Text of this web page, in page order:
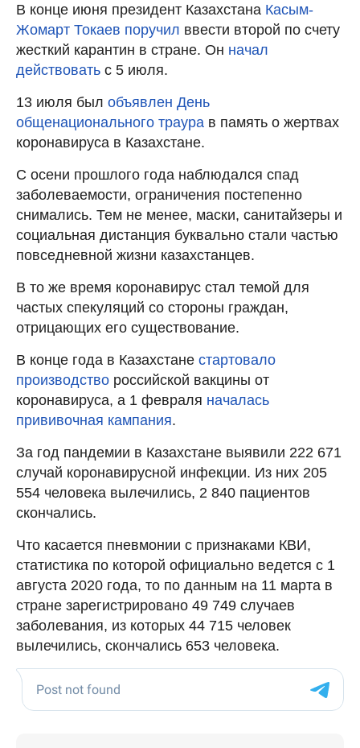
В конце июня президент Казахстана Касым-
Жомарт Токаев поручил ввести второй по счету
жесткий карантин в стране. Он начал
действовать с 5 июля.
13 июля был объявлен День
общенационального траура в память о жертвах
коронавируса в Казахстане.
С осени прошлого года наблюдался спад
заболеваемости, ограничения постепенно
снимались. Тем не менее, маски, санитайзеры и
социальная дистанция буквально стали частью
повседневной жизни казахстанцев.
В то же время коронавирус стал темой для
частых спекуляций со стороны граждан,
отрицающих его существование.
В конце года в Казахстане стартовало
производство российской вакцины от
коронавируса, а 1 февраля началась
прививочная кампания.
За год пандемии в Казахстане выявили 222 671
случай коронавирусной инфекции. Из них 205
554 человека вылечились, 2 840 пациентов
скончались.
Что касается пневмонии с признаками КВИ,
статистика по которой официально ведется с 1
августа 2020 года, то по данным на 11 марта в
стране зарегистрировано 49 749 случаев
заболевания, из которых 44 715 человек
вылечились, скончались 653 человека.